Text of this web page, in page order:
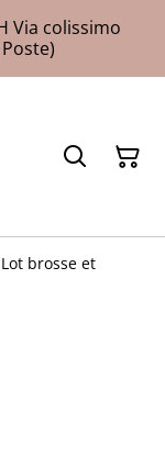
Via colissimo
Lot brosse et